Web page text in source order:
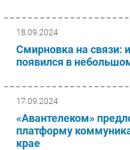
18.09.2024
Смирновка на связи:
появился в
17.09.2024
«Авантелеком»
платформу
крае